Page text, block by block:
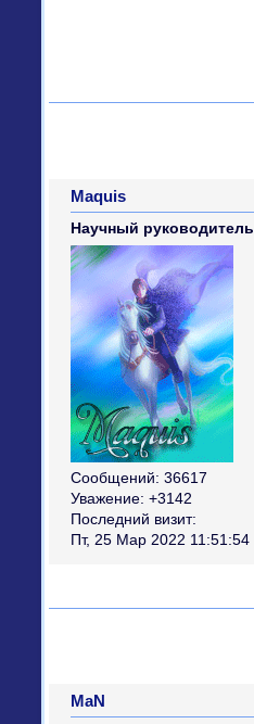
Maquis
Научный руководитель
Сообщений: 36617
Уважение: +3142
Последний визит:
Пт, 25 Мар 2022 11:51:54
MaN